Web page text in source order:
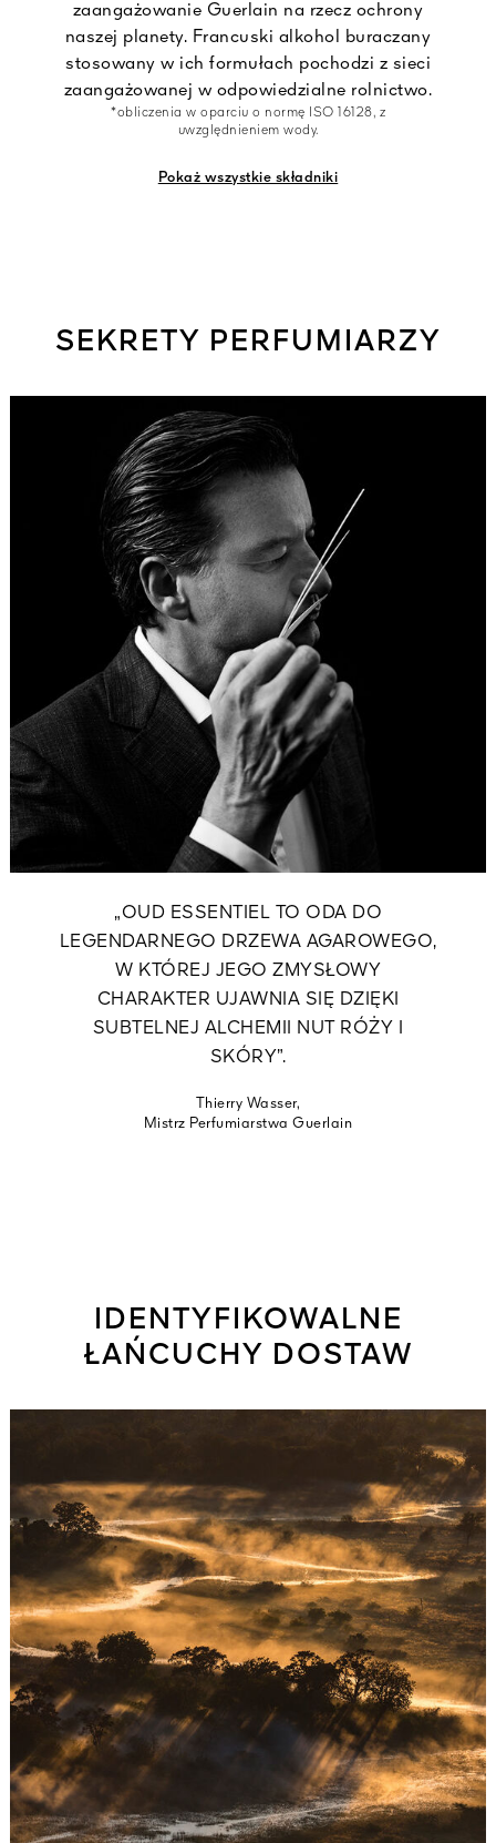
zaangażowanie Guerlain na rzecz ochrony
naszej planety. Francuski alkohol buraczany
stosowany w ich formułach pochodzi z sieci
zaangażowanej w odpowiedzialne rolnictwo.
*obliczenia w oparciu o normę ISO 16128, z
uwzględnieniem wody.
Pokaż wszystkie składniki
SEKRETY PERFUMIARZY
„OUD ESSENTIEL TO ODA DO
LEGENDARNEGO DRZEWA AGAROWEGO,
W KTÓREJ JEGO ZMYSŁOWY
CHARAKTER UJAWNIA SIĘ DZIĘKI
SUBTELNEJ ALCHEMII NUT RÓŻY I
SKÓRY”.
Thierry Wasser,
Mistrz Perfumiarstwa Guerlain
IDENTYFIKOWALNE
ŁAŃCUCHY DOSTAW